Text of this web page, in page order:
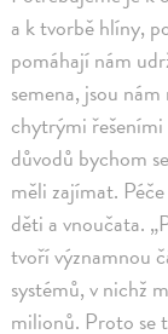
a k tvorbě hlíny,
pomáhají nám
semena, jsou
chytrými řešeními
důvodů bychom
měli zajímat.
děti a vnoučata.
tvoří významnou
systémů, v nichž
milionů. Proto se